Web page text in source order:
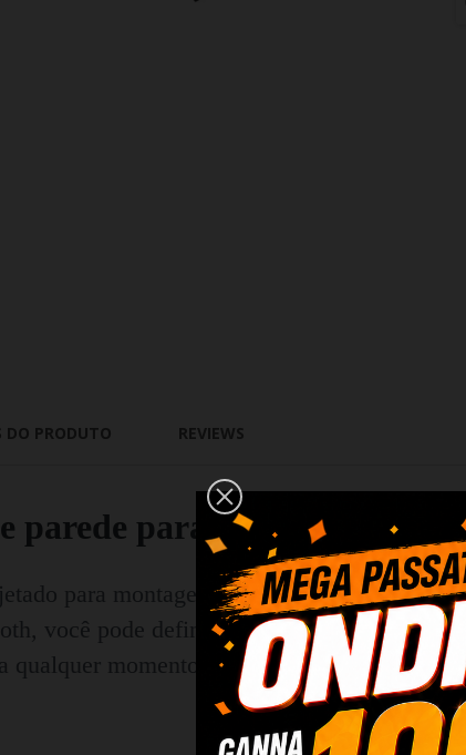
DO PRODUTO REVIEWS
parede para carros elétricos
para montagem na parede e é ideal
você pode definir remotamente o tempo
qualquer momento.